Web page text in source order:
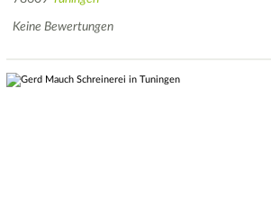
Keine Bewertungen